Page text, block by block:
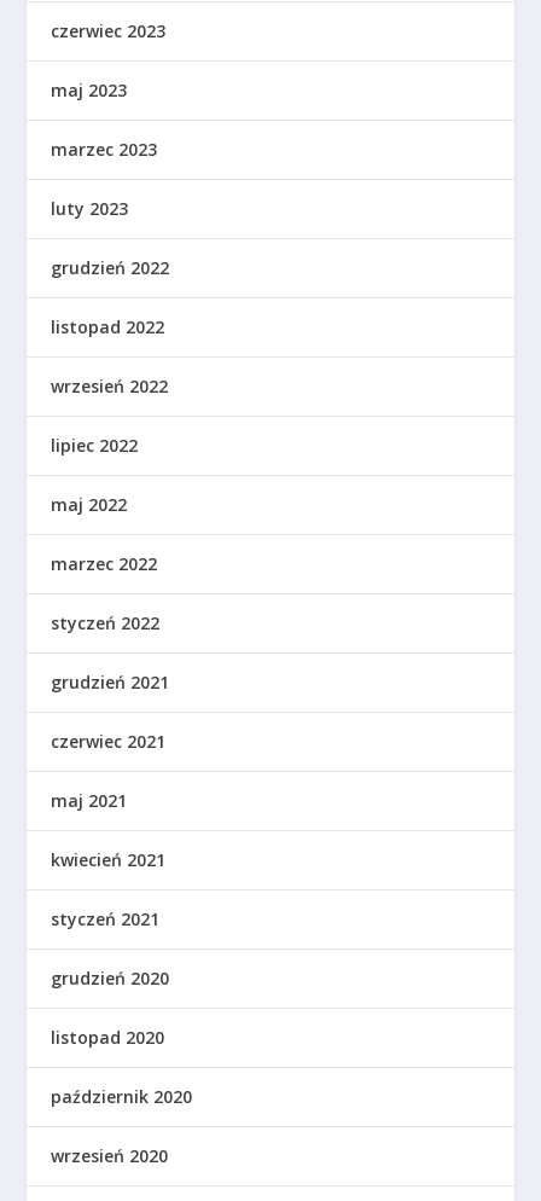
czerwiec 2023
maj 2023
marzec 2023
luty 2023
grudzień 2022
listopad 2022
wrzesień 2022
lipiec 2022
maj 2022
marzec 2022
styczeń 2022
grudzień 2021
czerwiec 2021
maj 2021
kwiecień 2021
styczeń 2021
grudzień 2020
listopad 2020
październik 2020
wrzesień 2020